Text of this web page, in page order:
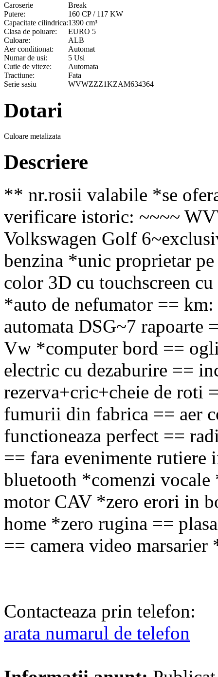
Caroserie
Break
Putere:
160 CP / 117 KW
Capacitate cilindrica:1390 cm³
Clasa de poluare:
EURO 5
Culoare:
ALB
Aer conditionat:
Automat
Numar de usi:
5 Usi
Cutie de viteze:
Automata
Tractiune:
Fata
Serie sasiu
WVWZZZ1KZAM634364
Dotari
Culoare metalizata
Descriere
** nr.rosii valabile *se
verificare istoric: ~~~~
Volkswagen Golf
benzina *unic proprietar
color 3D cu touchscreen
*auto de nefumator ==
automata DSG~7 rapoarte
Vw *computer bord ==
electric cu dezaburire ==
rezerva+cric+cheie de roti
fumurii din fabrica == aer
functioneaza perfect ==
== fara evenimente
bluetooth *comenzi
motor CAV *zero erori in
home *zero rugina ==
== camera video
Contacteaza prin telefon:
arata numarul de telefon